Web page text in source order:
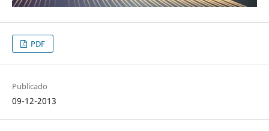
PDF
Publicado
09-12-2013